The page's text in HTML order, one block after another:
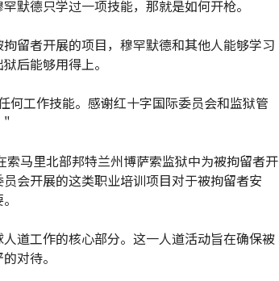
默德只学过一项技能，那就是如何开枪。
留者开展的项目，穆罕默德和其他人能够学习
后能够用得上。
何工作技能。感谢红十字国际委员会和监狱管
"
索马里北部邦特兰州博萨索监狱中为被拘留者开
会开展的这类职业培训项目对于被拘留者安
道工作的核心部分。这一人道活动旨在确保被
对待。